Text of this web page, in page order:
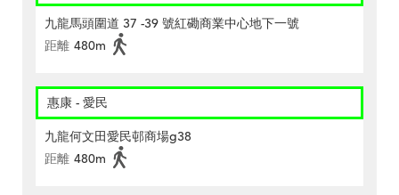
九龍馬頭圍道 37 -39 號紅磡商業中心地下一號
距離 480m
惠康 - 愛民
九龍何文田愛民邨商場g38
距離 480m